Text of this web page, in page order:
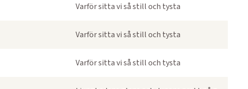
Varför sitta vi så still och tysta
Varför sitta vi så still och tysta
Varför sitta vi så still och tysta